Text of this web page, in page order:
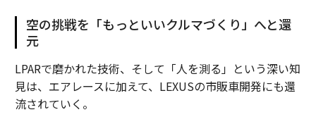
空の挑戦を「もっといいクルマづくり」へと還
元
LPARで磨かれた技術、そして「人を測る」という深い知
見は、エアレースに加えて、LEXUSの市販車開発にも還
流されていく。